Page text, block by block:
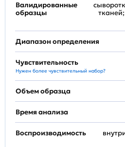
Валидированные
образцы
Диапазон определения
Чувствительность
Нужен более чувствительный набор?
Объем образца
Время анализа
Воспроизводимость